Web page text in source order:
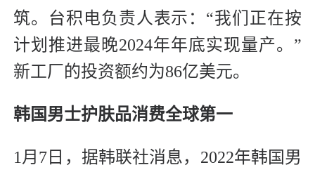
筑。台积电负责人表示：“我们正在按
计划推进最晚2024年年底实现量产。”
新工厂的投资额约为86亿美元。
韩国男士护肤品消费全球第一
1月7日，据韩联社消息，2022年韩国男